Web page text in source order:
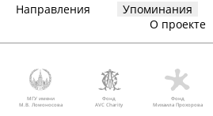
Направления Упоминания
О проекте
МГУ имени
М.В. Ломоносова
Фонд
AVC Charity
Фонд
Михаила Прохорова